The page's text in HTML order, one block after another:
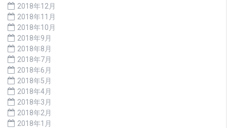
2018年12月
2018年11月
2018年10月
2018年9月
2018年8月
2018年7月
2018年6月
2018年5月
2018年4月
2018年3月
2018年2月
2018年1月